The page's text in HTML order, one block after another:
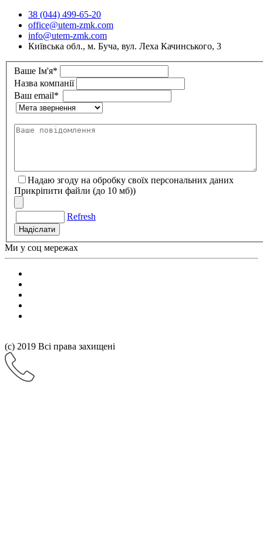
38 (044) 499-65-20
office@utem-zmk.com
info@utem-zmk.com
Київська обл., м. Буча, вул. Леха Качинського, 3
Ваше Ім'я*
Назва компанії
Ваш email*
Надаю згоду на обробку своїх персональних даних
Прикрiпити файли (до 10 мб))
Refresh
Надiслати
Ми у соц мережах
(с) 2019 Всі права захищені